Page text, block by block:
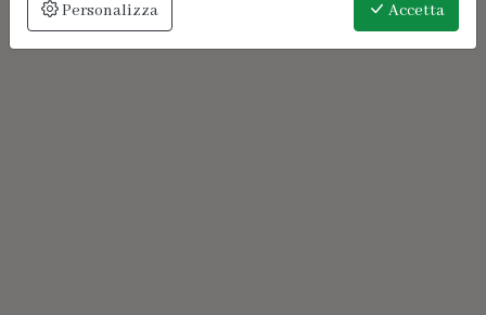
Personalizza Accetta